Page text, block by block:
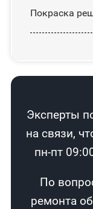
Покраска
Эксперты
на связи,
пн-пт
По
ремонта